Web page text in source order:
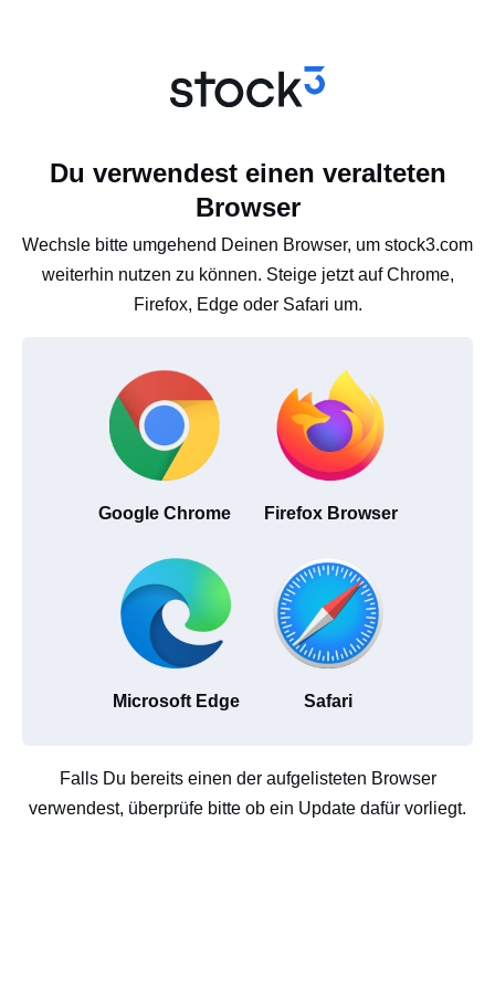
Du verwendest einen veralteten
Browser
Wechsle bitte umgehend Deinen Browser, um stock3.com
weiterhin nutzen zu können. Steige jetzt auf Chrome,
Firefox, Edge oder Safari um.
Google Chrome Firefox Browser
Microsoft Edge Safari
Falls Du bereits einen der aufgelisteten Browser
verwendest, überprüfe bitte ob ein Update dafür vorliegt.